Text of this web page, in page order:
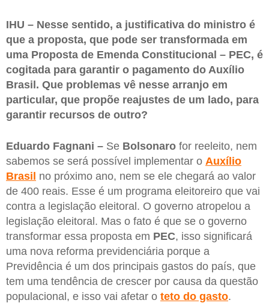
IHU – Nesse sentido, a justificativa do ministro é
que a proposta, que pode ser transformada em
uma Proposta de Emenda Constitucional – PEC, é
cogitada para garantir o pagamento do Auxílio
Brasil. Que problemas vê nesse arranjo em
particular, que propõe reajustes de um lado, para
garantir recursos de outro?
Eduardo Fagnani – Se Bolsonaro for reeleito, nem
sabemos se será possível implementar o Auxílio
Brasil no próximo ano, nem se ele chegará ao valor
de 400 reais. Esse é um programa eleitoreiro que vai
contra a legislação eleitoral. O governo atropelou a
legislação eleitoral. Mas o fato é que se o governo
transformar essa proposta em PEC, isso significará
uma nova reforma previdenciária porque a
Previdência é um dos principais gastos do país, que
tem uma tendência de crescer por causa da questão
populacional, e isso vai afetar o teto do gasto.